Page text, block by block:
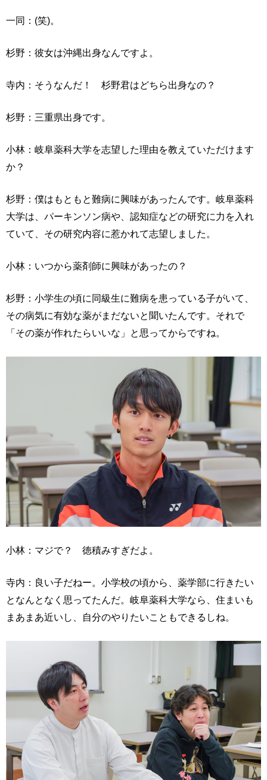
一同：(笑)。
杉野：彼女は沖縄出身なんですよ。
寺内：そうなんだ！ 杉野君はどちら出身なの？
杉野：三重県出身です。
小林：岐阜薬科大学を志望した理由を教えていただけます
か？
杉野：僕はもともと難病に興味があったんです。岐阜薬科
大学は、パーキンソン病や、認知症などの研究に力を入れ
ていて、その研究内容に惹かれて志望しました。
小林：いつから薬剤師に興味があったの？
杉野：小学生の頃に同級生に難病を患っている子がいて、
その病気に有効な薬がまだないと聞いたんです。それで
「その薬が作れたらいいな」と思ってからですね。
小林：マジで？ 徳積みすぎだよ。
寺内：良い子だねー。小学校の頃から、薬学部に行きたい
となんとなく思ってたんだ。岐阜薬科大学なら、住まいも
まあまあ近いし、自分のやりたいこともできるしね。